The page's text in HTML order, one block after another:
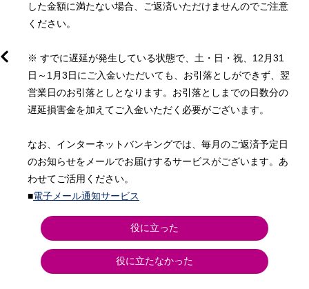
した金額に満たない場合、ご返済いただけませんのでご注意
ください。
※ すでに遅延が発生している状態で、土・日・祝、12月31
日～1月3日にご入金いただいても、お引落としができず、翌
営業日のお引落としとなります。お引落としまでの日数分の
遅延損害金を加えてご入金いただく必要がございます。
なお、インターネットバンキングでは、毎月のご返済予定日
のお知らせをメールでお届けするサービスがございます。あ
わせてご活用ください。
■電子メール通知サービス
役に立った
役に立たなかった